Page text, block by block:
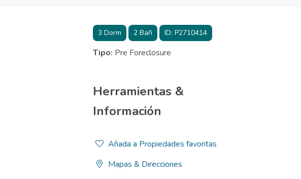
3Dorm 2Bañ ID: P2710414
Tipo: Pre Foreclosure
Herramientas &
Información
Añada a Propiedades favoritas
Mapas & Direcciones